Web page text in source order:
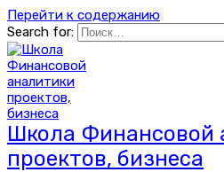
Перейти к содержанию
Search for:
Школа Финансовой
проектов, бизнеса